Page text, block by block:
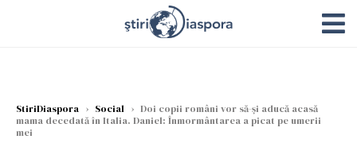
StiriDiaspora › Social › Doi copii români vor să-și aducă acasă
mama decedată în Italia. Daniel: Înmormântarea a picat pe umerii
mei